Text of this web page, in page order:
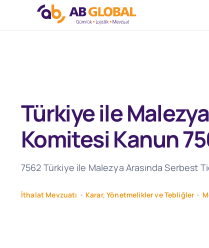
Türkiye ile
Komitesi Kanun
7562 Türkiye ile Malezya Arasında Serbest
İthalat Mevzuatı • Karar, Yönetmelikler ve Tebliğler •